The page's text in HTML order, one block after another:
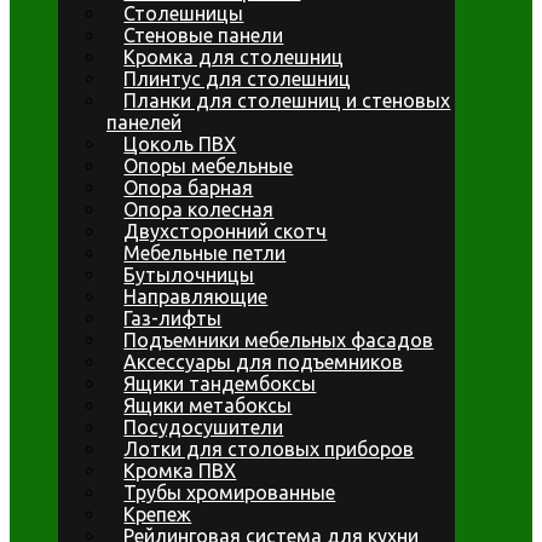
Столешницы
Стеновые панели
Кромка для столешниц
Плинтус для столешниц
Планки для столешниц и стеновых
панелей
Цоколь ПВХ
Опоры мебельные
Опора барная
Опора колесная
Двухсторонний скотч
Мебельные петли
Бутылочницы
Направляющие
Газ-лифты
Подъемники мебельных фасадов
Аксессуары для подъемников
Ящики тандембоксы
Ящики метабоксы
Посудосушители
Лотки для столовых приборов
Кромка ПВХ
Трубы хромированные
Крепеж
Рейлинговая система для кухни